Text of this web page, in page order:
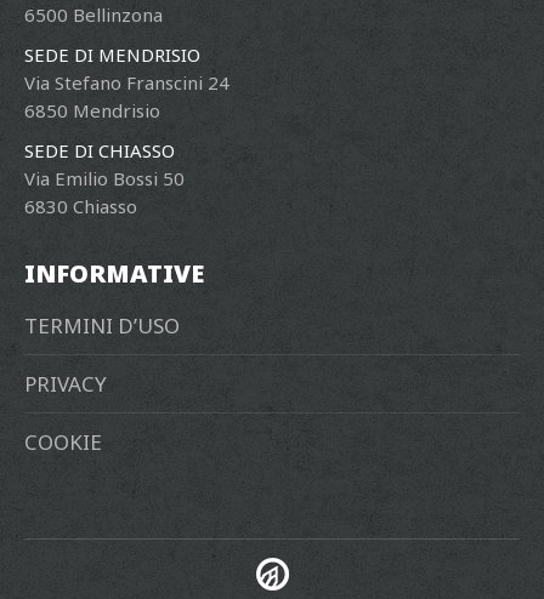
6500 Bellinzona
SEDE DI MENDRISIO
Via Stefano Franscini 24
6850 Mendrisio
SEDE DI CHIASSO
Via Emilio Bossi 50
6830 Chiasso
INFORMATIVE
TERMINI D’USO
PRIVACY
COOKIE